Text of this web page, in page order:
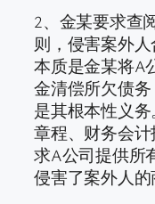
2、金某要求查
则，侵害案外
本质是金某将A
金清偿所欠债
是其根本性义
章程、财务会
求A公司提供所
侵害了案外人的